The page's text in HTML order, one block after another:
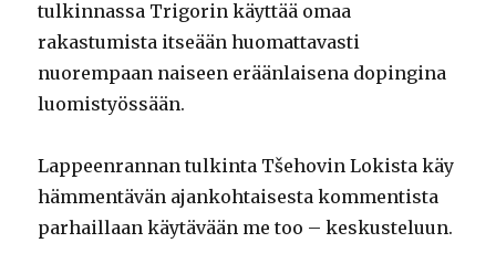
tulkinnassa Trigorin käyttää omaa
rakastumista itseään huomattavasti
nuorempaan naiseen eräänlaisena dopingina
luomistyössään.
Lappeenrannan tulkinta Tšehovin Lokista käy
hämmentävän ajankohtaisesta kommentista
parhaillaan käytävään me too – keskusteluun.